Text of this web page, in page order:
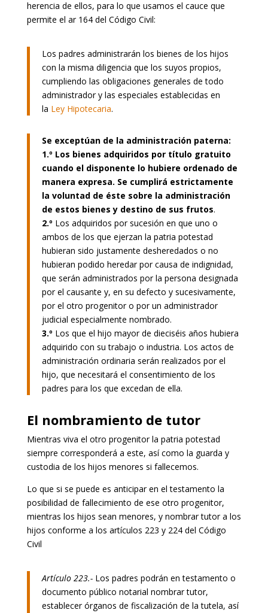
herencia de ellos, para lo que usamos el cauce que
permite el ar 164 del Código Civil:
Los padres administrarán los bienes de los hijos
con la misma diligencia que los suyos propios,
cumpliendo las obligaciones generales de todo
administrador y las especiales establecidas en
la Ley Hipotecaria.
Se exceptúan de la administración paterna:
1.º Los bienes adquiridos por título gratuito
cuando el disponente lo hubiere ordenado de
manera expresa. Se cumplirá estrictamente
la voluntad de éste sobre la administración
de estos bienes y destino de sus frutos.
2.º Los adquiridos por sucesión en que uno o
ambos de los que ejerzan la patria potestad
hubieran sido justamente desheredados o no
hubieran podido heredar por causa de indignidad,
que serán administrados por la persona designada
por el causante y, en su defecto y sucesivamente,
por el otro progenitor o por un administrador
judicial especialmente nombrado.
3.º Los que el hijo mayor de dieciséis años hubiera
adquirido con su trabajo o industria. Los actos de
administración ordinaria serán realizados por el
hijo, que necesitará el consentimiento de los
padres para los que excedan de ella.
El nombramiento de tutor
Mientras viva el otro progenitor la patria potestad
siempre corresponderá a este, así como la guarda y
custodia de los hijos menores si fallecemos.
Lo que si se puede es anticipar en el testamento la
posibilidad de fallecimiento de ese otro progenitor,
mientras los hijos sean menores, y nombrar tutor a los
hijos conforme a los artículos 223 y 224 del Código
Civil
Artículo 223.- Los padres podrán en testamento o
documento público notarial nombrar tutor,
establecer órganos de fiscalización de la tutela, así